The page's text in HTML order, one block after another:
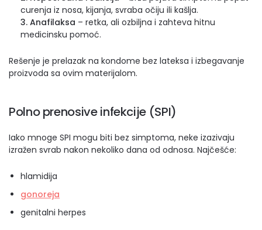
curenja iz nosa, kijanja, svraba očiju ili kašlja.
3. Anafilaksa – retka, ali ozbiljna i zahteva hitnu
medicinsku pomoć.
Rešenje je prelazak na kondome bez lateksa i izbegavanje
proizvoda sa ovim materijalom.
Polno prenosive infekcije (SPI)
Iako mnoge SPI mogu biti bez simptoma, neke izazivaju
izražen svrab nakon nekoliko dana od odnosa. Najčešće:
hlamidija
gonoreja
genitalni herpes